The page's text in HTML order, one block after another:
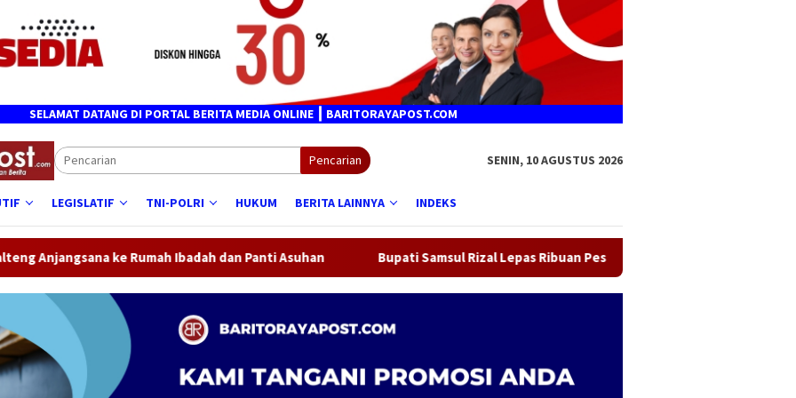
DI PORTAL BERITA MEDIA ONLINE ┃ BARITORAYAPOST.COM
Pencarian SENIN, 10 AGUSTUS 2026
LEGISLATIF TNI-POLRI HUKUM BERITA LAINNYA INDEKS
Ibadah dan Panti Asuhan Bupati Samsul Rizal Lepas Ribuan Peserta Funbike HST Menyala 2026